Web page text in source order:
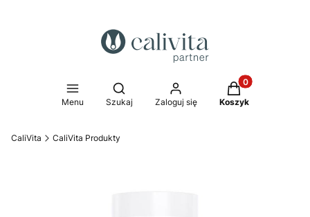
Menu
Otwórz wyszukiwarkę
Szukaj Zaloguj się
Produkty w
Koszyk
CaliVita CaliVita Produkty